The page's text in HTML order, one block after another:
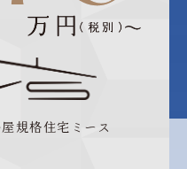
規格住宅ミース